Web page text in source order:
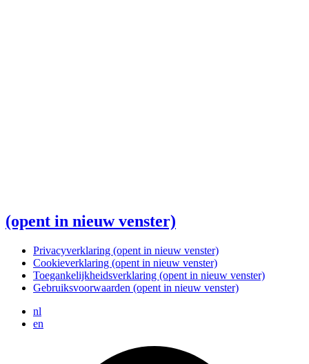
(opent in nieuw venster)
Privacyverklaring (opent in nieuw venster)
Cookieverklaring (opent in nieuw venster)
Toegankelijkheidsverklaring (opent in nieuw venster)
Gebruiksvoorwaarden (opent in nieuw venster)
nl
en